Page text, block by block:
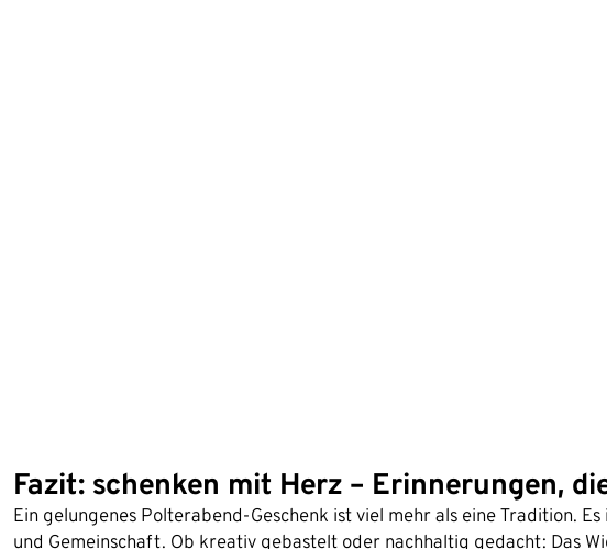
Fazit: schenken mit Herz – Erinnerungen,
Ein gelungenes Polterabend-Geschenk ist viel mehr als eine Tradition.
und Gemeinschaft. Ob kreativ gebastelt oder nachhaltig gedacht: Das